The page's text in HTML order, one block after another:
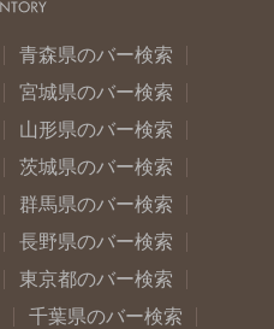
青森県のバー検索
宮城県のバー検索
山形県のバー検索
茨城県のバー検索
群馬県のバー検索
長野県のバー検索
東京都のバー検索
千葉県のバー検索